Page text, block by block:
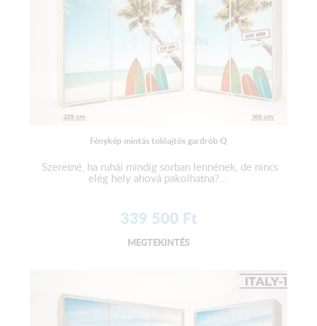
Fénykép mintás tolóajtós gardrób Q
Szeretné, ha ruhái mindig sorban lennének, de nincs
elég hely ahová pakolhatna?...
339 500 Ft
MEGTEKINTÉS